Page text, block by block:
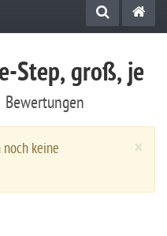
Step, groß, je
Bewertungen
×
keine